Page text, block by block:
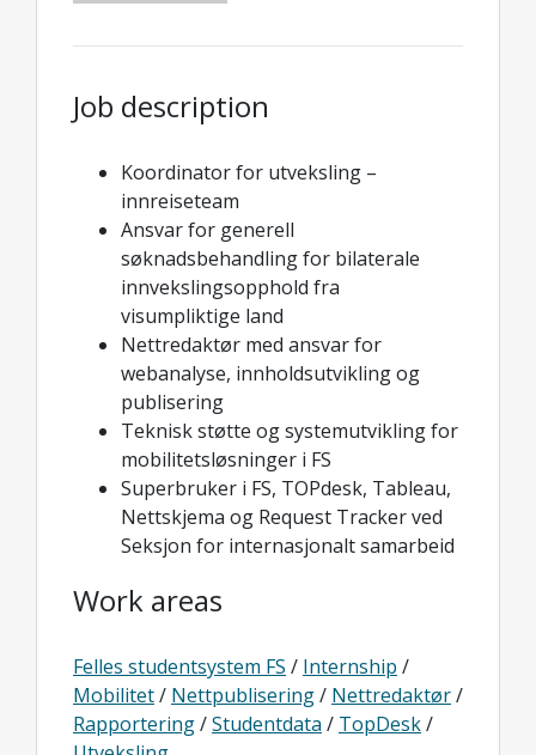
Job description
Koordinator for utveksling –
innreiseteam
Ansvar for generell
søknadsbehandling for bilaterale
innvekslingsopphold fra
visumpliktige land
Nettredaktør med ansvar for
webanalyse, innholdsutvikling og
publisering
Teknisk støtte og systemutvikling for
mobilitetsløsninger i FS
Superbruker i FS, TOPdesk, Tableau,
Nettskjema og Request Tracker ved
Seksjon for internasjonalt samarbeid
Work areas
Felles studentsystem FS / Internship /
Mobilitet/ Nettpublisering/ Nettredaktør/
Rapportering/Studentdata / TopDesk/